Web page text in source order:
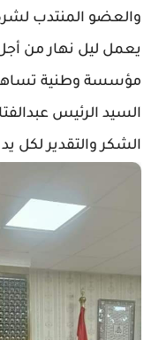
والعضو المنتدب
يعمل ليل نهار من
مؤسسة وطنية تساهم
السيد الرئيس
الشكر والتقدير لكل